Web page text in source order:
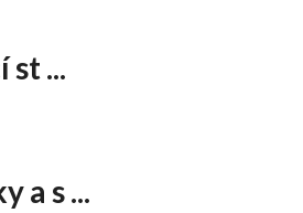
st ...
a s ...